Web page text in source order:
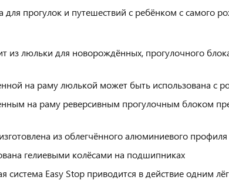
для прогулок и путешествий с ребёнком с самого
из люльки для новорождённых, прогулочного
на раму люлькой может быть использована с
на раму реверсивным прогулочным блоком
из облегчённого алюминиевого
гелиевыми колёсами на подшипниках
система Easy Stop приводится в действие одним